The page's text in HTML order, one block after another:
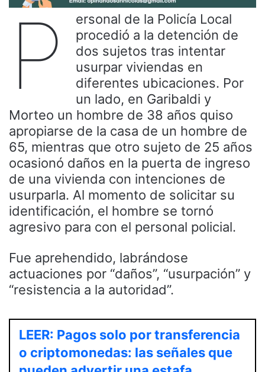
P
ersonal de la Policía Local
procedió a la detención de
dos sujetos tras intentar
usurpar viviendas en
diferentes ubicaciones. Por
un lado, en Garibaldi y
Morteo un hombre de 38 años quiso
apropiarse de la casa de un hombre de
65, mientras que otro sujeto de 25 años
ocasionó daños en la puerta de ingreso
de una vivienda con intenciones de
usurparla. Al momento de solicitar su
identificación, el hombre se tornó
agresivo para con el personal policial.
Fue aprehendido, labrándose
actuaciones por “daños”, “usurpación” y
“resistencia a la autoridad”.
LEER: Pagos solo por transferencia
o criptomonedas: las señales que